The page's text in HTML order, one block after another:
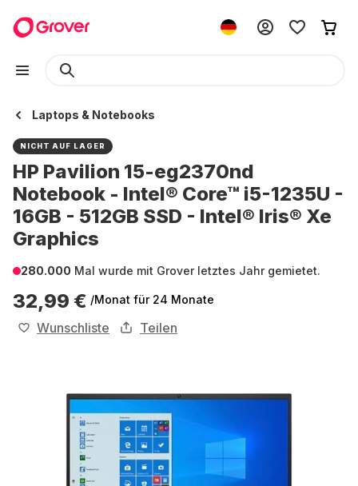
Laptops & Notebooks
NICHT AUF LAGER
HP Pavilion 15-eg2370nd
Notebook - Intel® Core™ i5-1235U -
16GB - 512GB SSD - Intel® Iris® Xe
Graphics
280.000 Mal wurde mit Grover letztes Jahr gemietet.
32,99 € /Monat für 24 Monate
Wunschliste Teilen